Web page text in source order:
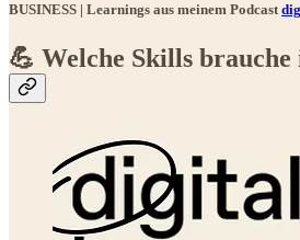
BUSINESS | Learnings aus meinem Podcast
💪 Welche Skills